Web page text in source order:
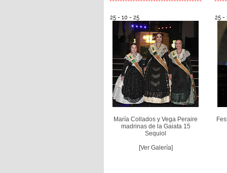
25 - 10 - 25
María Collados y Vega Peraire
madrinas de la Gaiata 15
Sequiol
[Ver Galería]
25 -